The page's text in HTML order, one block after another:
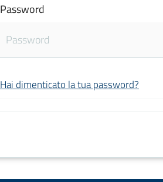
Password
Hai dimenticato la tua password?